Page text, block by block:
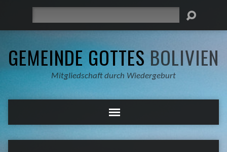
GEMEINDE GOTTES BOLIVIEN
Mitgliedschaft durch Wiedergeburt